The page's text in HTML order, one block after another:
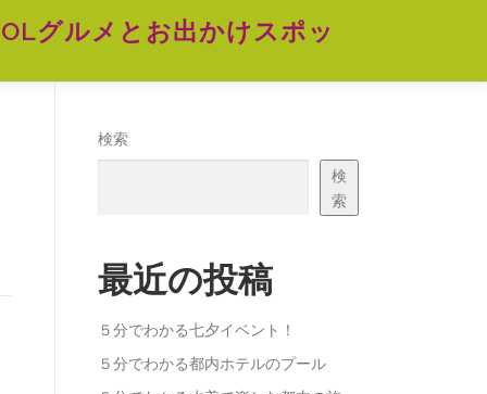
グルメとお出かけスポッ
検索
検
索
最近の投稿
５分でわかる七夕イベント！
５分でわかる都内ホテルのプール